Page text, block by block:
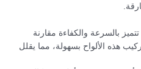
بالسرعة والكفاءة مقارنة
هذه الألواح بسهولة، مما يقلل